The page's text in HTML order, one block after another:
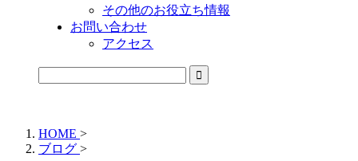
その他のお役立ち情報
お問い合わせ
アクセス
HOME >
ブログ >